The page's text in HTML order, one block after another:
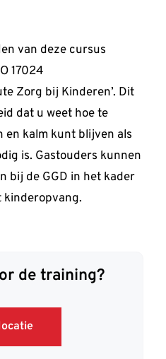
van deze cursus
17024
Zorg bij Kinderen’. Dit
dat u weet hoe te
en kalm kunt blijven als
is. Gastouders kunnen
bij de GGD in het kader
kinderopvang.
de training?